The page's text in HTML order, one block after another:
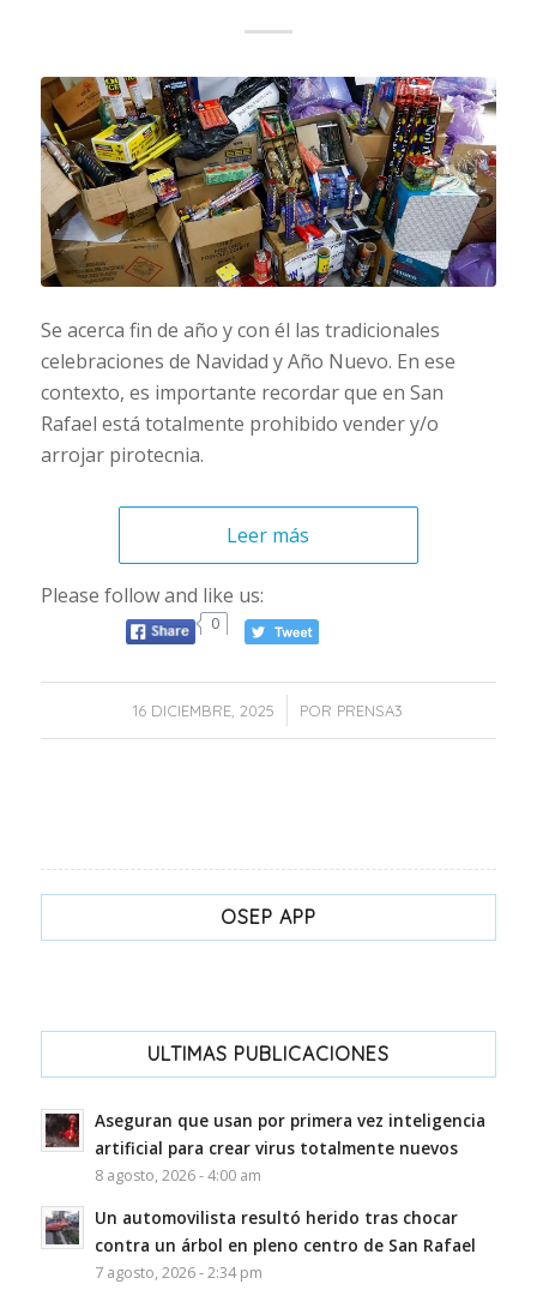
Se acerca fin de año y con él las tradicionales
celebraciones de Navidad y Año Nuevo. En ese
contexto, es importante recordar que en San
Rafael está totalmente prohibido vender y/o
arrojar pirotecnia.
Leer más
Please follow and like us:
0
16 DICIEMBRE, 2025
/ POR PRENSA3
OSEP APP
ULTIMAS PUBLICACIONES
Aseguran que usan por primera vez inteligencia
artificial para crear virus totalmente nuevos
8 agosto, 2026 - 4:00 am
Un automovilista resultó herido tras chocar
contra un árbol en pleno centro de San Rafael
7 agosto, 2026 - 2:34 pm